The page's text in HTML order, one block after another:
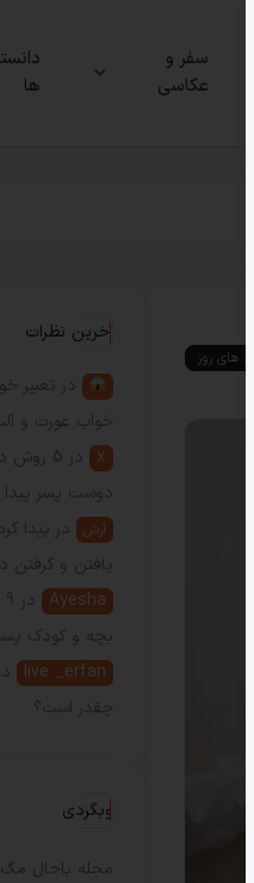
سفر و
عکاسی
ها
ترند های روز
آخرین نظرات
در
خواب عورت و
X در
5
دوست پسر پیدا
آرش در
یافتن و
Ayesha
در
بچه و کودک
live _erfan
در
چقدر است؟
وبگردی
مجله باحال مگ